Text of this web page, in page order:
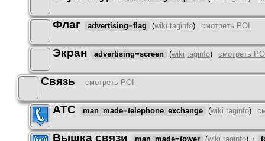
Флаг advertising=flag (wiki taginfo) смотреть POI
Экран advertising=screen (wiki taginfo) смотреть
Связь смотреть POI
АТС man_made=telephone_exchange (wiki taginfo)
Вышка связи man_made=tower (wiki taginfo) +